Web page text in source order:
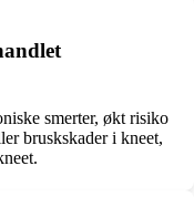
smerter, økt risiko
bruskskader i kneet,